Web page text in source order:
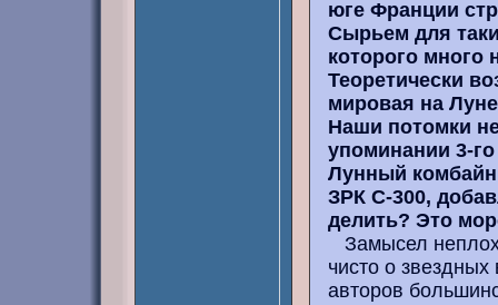
юге Франции
Сырьем для
которого много
Теоретически
мировая на
Наши потомки
упоминании 3-го
Лунный
ЗРК С-300,
делить? Это
Замысел
чисто о
авторов